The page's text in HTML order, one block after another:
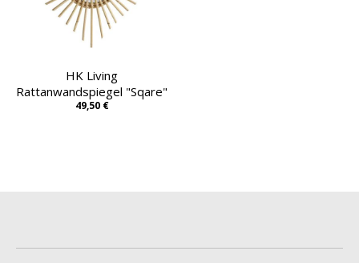
HK Living
Rattanwandspiegel "Sqare"
49,50 €